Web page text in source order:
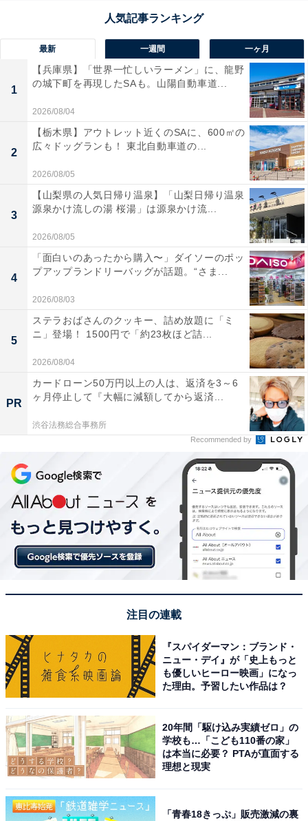
最新 一週間 一ヶ月
1
【兵庫県】「世界一忙しいラーメン」に、龍野
の城下町を再現したSAも。山陽自動車道...
2026/08/04
2
【栃木県】アウトレット近くのSAに、600㎡の
広々ドッグランも！ 東北自動車道の...
2026/08/05
3
【山梨県の人気日帰り温泉】「山梨日帰り温泉
源泉かけ流しの湯 桜湯」は源泉かけ流...
2026/08/05
4
「面白いのあったから購入〜」ダイソーのポッ
プアップランドリーバッグが話題。“さま...
2026/08/03
5
ステラおばさんのクッキー、詰め放題に「ミ
ニ」登場！ 1500円で「約23枚ほど詰...
2026/08/04
PR
カードローン50万円以上の人は、返済を3～6
ヶ月停止して『大幅に減額してから返済...
渋谷法務総合事務所
Recommended by
注目の連載
『スパイダーマン：ブランド・
ニュー・デイ』が「史上もっと
も優しいヒーロー映画」になっ
た理由。予習したい作品は？
20年間「駆け込み実績ゼロ」の
学校も…「こども110番の家」
は本当に必要？ PTAが直面する
理想と現実
「青春18きっぷ」販売激減の裏